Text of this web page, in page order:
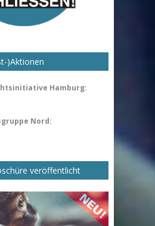
)Aktionen
Hamburg:
Nord:
veröffentlicht